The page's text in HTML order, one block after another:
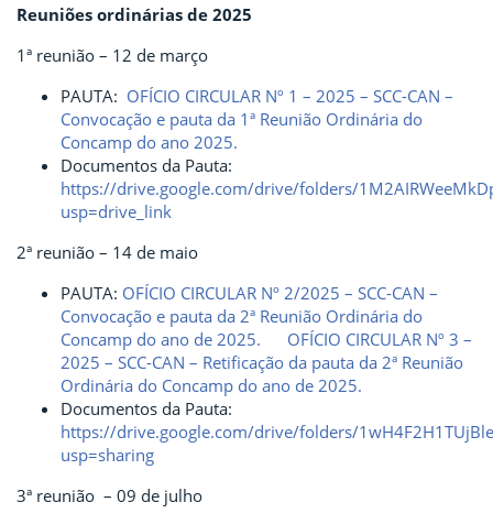
Reuniões ordinárias de 2025
1ª reunião – 12 de março
PAUTA: OFÍCIO CIRCULAR Nº 1 – 2025 – SCC-CAN –
Convocação e pauta da 1ª Reunião Ordinária do
Concamp do ano 2025.
Documentos da Pauta:
https://drive.google.com/drive/folders/
usp=drive_link
2ª reunião – 14 de maio
PAUTA: OFÍCIO CIRCULAR Nº 2/2025 – SCC-CAN –
Convocação e pauta da 2ª Reunião Ordinária do
Concamp do ano de 2025.
OFÍCIO CIRCULAR Nº 3 –
2025 – SCC-CAN – Retificação da pauta da 2ª Reunião
Ordinária do Concamp do ano de 2025.
Documentos da Pauta:
https://drive.google.com/drive/folders/
usp=sharing
3ª reunião – 09 de julho